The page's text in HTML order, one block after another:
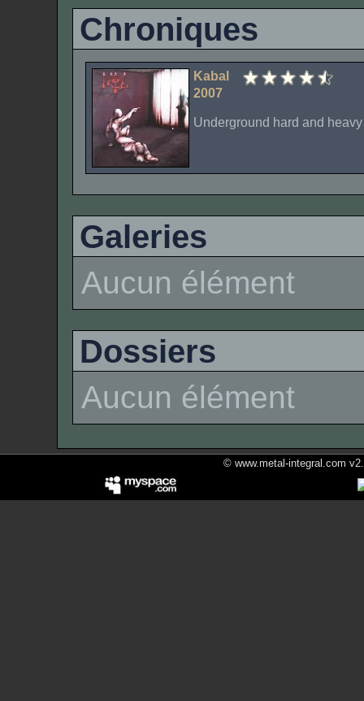
Chroniques
Kabal
2007
Underground hard and heavy
Galeries
Aucun élément
Dossiers
Aucun élément
© www.metal-integral.com